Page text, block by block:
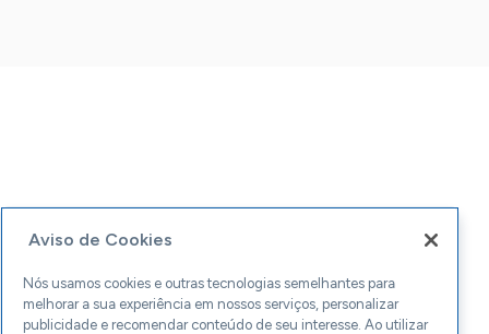
Aviso de Cookies
Nós usamos cookies e outras tecnologias semelhantes para
melhorar a sua experiência em nossos serviços, personalizar
publicidade e recomendar conteúdo de seu interesse. Ao utilizar